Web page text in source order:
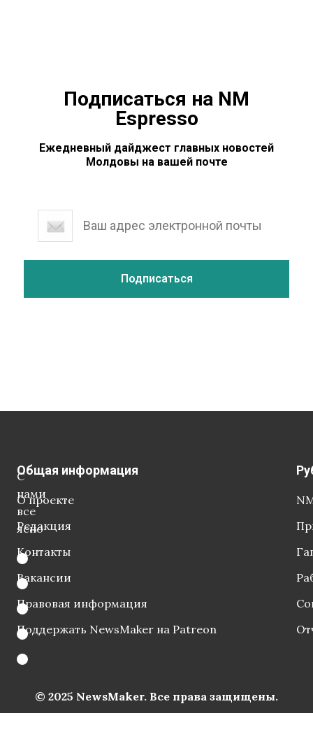
Подписаться на NM
Espresso
Ежедневный дайджест главных новостей
Молдовы на вашей почте
С
нами
все
ясно
Общая информация
О проекте
Редакция
Контакты
Вакансии
Правовая информация
Поддержать NewsMaker на Patreon
© 2025 NewsMaker. Все права защищены.